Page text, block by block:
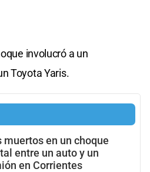
involucró a un
Toyota Yaris.
muertos en un choque
entre un auto y un
en Corrientes